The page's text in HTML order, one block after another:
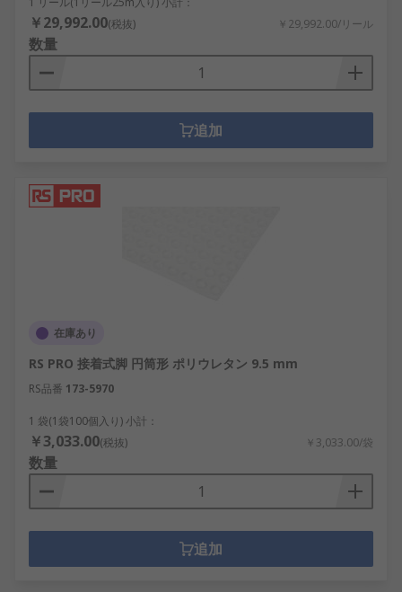
￥29,992.00(税抜) ￥29,992.00/リール
数量
追加
在庫あり
RS PRO 接着式脚 円筒形 ポリウレタン 9.5 mm
RS品番 173-5970
1 袋(1袋100個入り) 小計：
￥3,033.00(税抜) ￥3,033.00/袋
数量
追加